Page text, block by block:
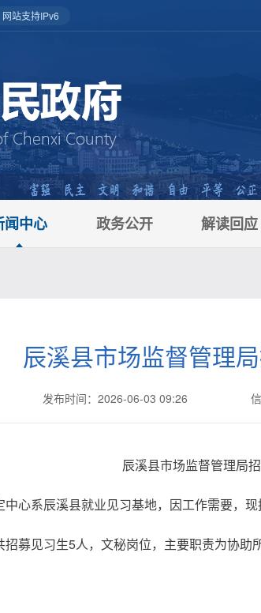
网站支持IPv6
闻中心 政务公开 解读回应
辰溪县市场监督管理
发布时间：2026-06-03 09:26
辰溪县市场监督管理局
心系辰溪县就业见习基地，因工作需要，现
募见习生5人，文秘岗位，主要职责为协助